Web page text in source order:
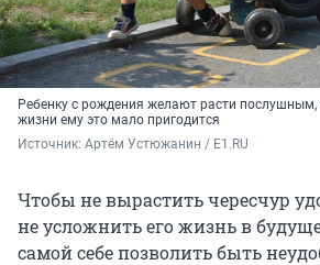
Ребенку с рождения желают расти послушным,
жизни ему это мало пригодится
Источник: Артём Устюжанин / E1.RU
Чтобы не вырастить чересчур
не усложнить его жизнь в
самой себе позволить быть